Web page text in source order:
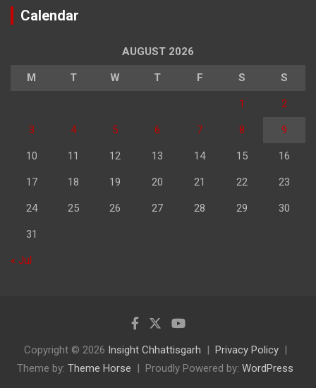
Calendar
AUGUST 2026
M T W T F S S
1 2
3 4 5 6 7 8 9
10 11 12 13 14 15 16
17 18 19 20 21 22 23
24 25 26 27 28 29 30
31
« Jul
Copyright © 2026 Insight Chhattisgarh
Privacy Policy
Theme by: Theme Horse Proudly Powered by: WordPress